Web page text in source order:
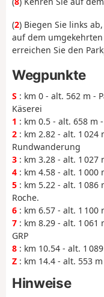
(2) Biegen Sie links
auf dem
erreichen Sie den
Wegpunkte
S : km 0 - alt. 562 m -
Käserei
1 : km 0.5 - alt. 658 m
2 : km 2.82 - alt. 1
Rundwanderung
3 : km 3.28 - alt. 1 027
4 : km 4.58 - alt. 1
5 : km 5.22 - alt. 1
Roche.
6 : km 6.57 - alt. 1 100
7 : km 8.29 - alt. 1
GRP
8 : km 10.54 - alt. 1
Z : km 14.4 - alt. 553
Hinweise